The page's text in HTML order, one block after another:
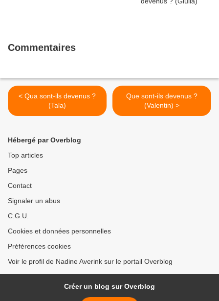
Commentaires
< Qua sont-ils devenus ?
(Tala)
Que sont-ils devenus ?
(Valentin) >
Hébergé par Overblog
Top articles
Pages
Contact
Signaler un abus
C.G.U.
Cookies et données personnelles
Préférences cookies
Voir le profil de Nadine Averink sur le portail Overblog
Créer un blog sur Overblog